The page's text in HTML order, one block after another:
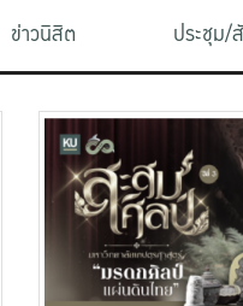
ข่าวนิสิต ประชุม/